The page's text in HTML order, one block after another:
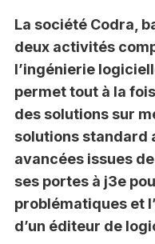
La société Codra,
deux activités
l’ingénierie
permet tout à la
des solutions sur
solutions standard
avancées issues
ses portes à j3e
problématiques et
d’un éditeur de